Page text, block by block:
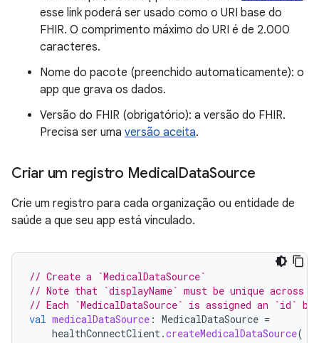
esse link poderá ser usado como o URI base do
FHIR. O comprimento máximo do URI é de 2.000
caracteres.
Nome do pacote (preenchido automaticamente): o
app que grava os dados.
Versão do FHIR (obrigatório): a versão do FHIR.
Precisa ser uma versão aceita.
Criar um registro MedicalDataSource
Crie um registro para cada organização ou entidade de
saúde a que seu app está vinculado.
// Create a `MedicalDataSource`
// Note that `displayName` must be unique across
// Each `MedicalDataSource` is assigned an `id`
val medicalDataSource : MedicalDataSource =
healthConnectClient.createMedicalDataSource(